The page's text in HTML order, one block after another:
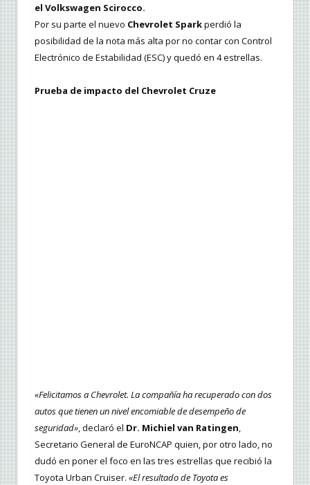
el Volkswagen Scirocco.
Por su parte el nuevo Chevrolet Sparkperdió la
posibilidad de la nota más alta por no contar con Control
Electrónico de Estabilidad (ESC) y quedó en 4 estrellas.
Prueba de impacto del Chevrolet Cruze
«Felicitamos a Chevrolet. La compañía ha recuperado con dos
autos que tienen un nivel encomiable de desempeño de
seguridad», declaró el Dr. Michiel van Ratingen,
Secretario General de EuroNCAP quien, por otro lado, no
dudó en poner el foco en las tres estrellas que recibió la
Toyota Urban Cruiser. «El resultado de Toyota es